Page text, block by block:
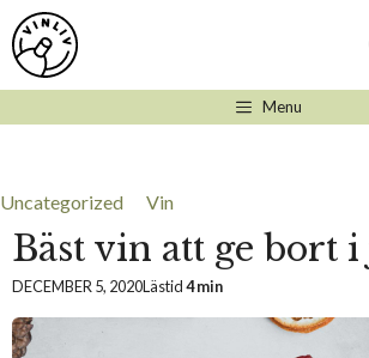
Hoppa
till
innehåll
Menu
Uncategorized Vin
Bäst vin att ge bort
DECEMBER 5, 2020Lästid4 min